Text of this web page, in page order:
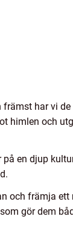
har vi de
himlen och
en djup
och främja ett
gör dem